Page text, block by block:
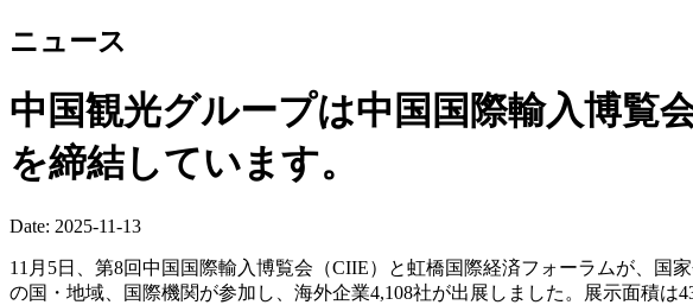
ニュース
中国観光グループは中国国際輸入博覧
を締結しています。
Date: 2025-11-13
11月5日、第8回中国国際輸入博覧会（CIIE）と虹橋国際経済フォーラムが、
の国・地域、国際機関が参加し、海外企業4,108社が出展しました。展示面積は